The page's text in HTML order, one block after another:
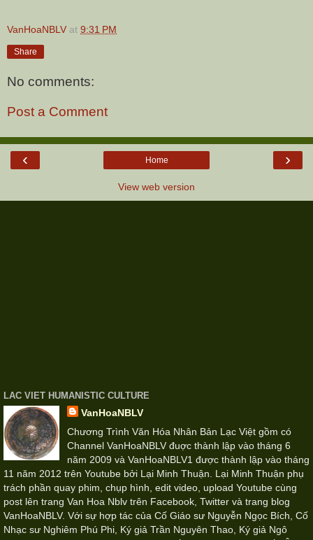
VanHoaNBLV at 9:31 PM
Share
No comments:
Post a Comment
‹ ›
Home
View web version
LAC VIET HUMANISTIC CULTURE
VanHoaNBLV
Chương Trình Văn Hóa Nhân Bản Lạc Việt gồm có
Channel VanHoaNBLV đuợc thành lập vào tháng 6
năm 2009 và VanHoaNBLV1 được thành lập vào tháng
11 năm 2012 trên Youtube bởi Lại Minh Thuận. Lại Minh Thuận phụ
trách phần quay phim, chụp hình, edit video, upload Youtube cùng
post lên trang Van Hoa Nblv trên Facebook, Twitter và trang blog
VanHoaNBLV. Với sự hợp tác của Cố Giáo sư Nguyễn Ngọc Bích, Cố
Nhạc sư Nghiêm Phú Phi, Ký giả Trần Nguyên Thao, Ký giả Ngô